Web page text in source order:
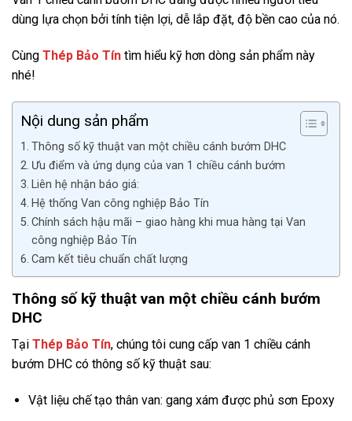
dùng lựa chọn bởi tính tiện lợi, dễ lắp đặt, độ bền cao của nó.
Cùng Thép Bảo Tín tìm hiểu kỹ hơn dòng sản phẩm này
nhé!
Nội dung sản phẩm
Thông số kỹ thuật van một chiều cánh bướm DHC
Ưu điểm và ứng dụng của van 1 chiều cánh bướm
Liên hệ nhận báo giá:
Hệ thống Van công nghiệp Bảo Tín
Chính sách hậu mãi – giao hàng khi mua hàng tại Van
công nghiệp Bảo Tín
Cam kết tiêu chuẩn chất lượng
Thông số kỹ thuật van một chiều cánh bướm
DHC
Tại Thép Bảo Tín, chúng tôi cung cấp van 1 chiều cánh
bướm DHC có thông số kỹ thuật sau:
Vật liệu chế tạo thân van: gang xám được phủ sơn Epoxy